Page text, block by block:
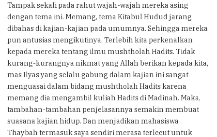
Tampak sekali pada rahut wajah-wajah mereka asing
dengan tema ini. Memang, tema Kitabul Hudud jarang
dibahas di kajian-kajian pada umumnya. Sehingga mereka
pun antusias mengikutinya. Terlebih kita perkenalkan
kepada mereka tentang ilmu mushtholah Hadits. Tidak
kurang-kurangnya nikmat yang Allah berikan kepada kita,
mas Ilyas yang selalu gabung dalam kajian ini sangat
menguasai dalam bidang mushtholah Hadits karena
memang dia mengambil kuliah Hadits di Madinah. Maka,
tambahan-tambahan penjelasannya semakin membuat
suasana kajian hidup. Dan menjadikan mahasiswa
Thaybah termasuk saya sendiri merasa terlecut untuk